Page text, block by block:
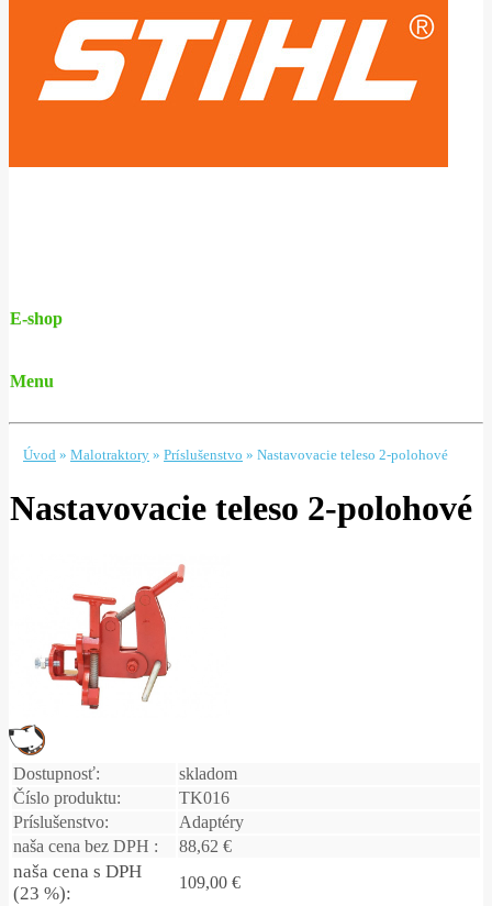
E-shop
Menu
Úvod » Malotraktory » Príslušenstvo » Nastavovacie teleso 2-polohové
Nastavovacie teleso 2-polohové
Dostupnosť:
skladom
Číslo produktu:
TK016
Príslušenstvo:
Adaptéry
naša cena bez DPH :
88,62 €
naša cena s DPH
(23 %):
109,00 €